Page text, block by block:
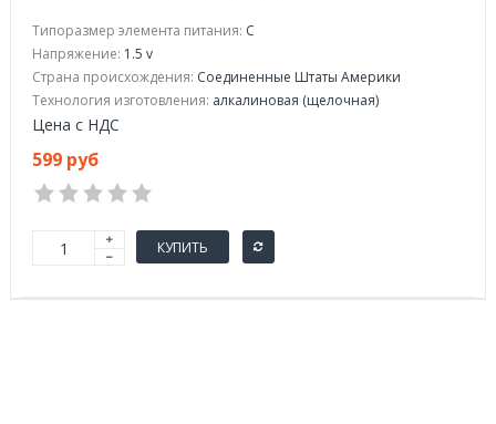
Типоразмер элемента питания: C
Напряжение: 1.5 v
Страна происхождения: Соединенные Штаты Америки
Технология изготовления: алкалиновая (щелочная)
Цена с НДС
599 руб
КУПИТЬ